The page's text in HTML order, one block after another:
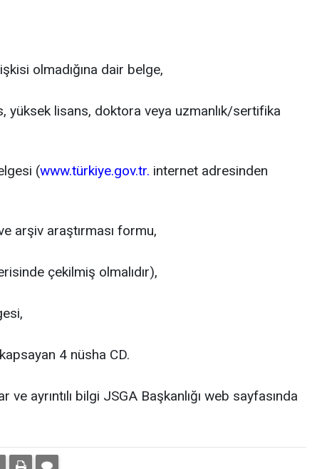
olmadığına dair belge,
yüksek lisans, doktora veya uzmanlık/sertifika
(www.türkiye.gov.tr. internet adresinden
arşiv araştırması formu,
çekilmiş olmalıdır),
4 nüsha CD.
ayrıntılı bilgi JSGA Başkanlığı web sayfasında